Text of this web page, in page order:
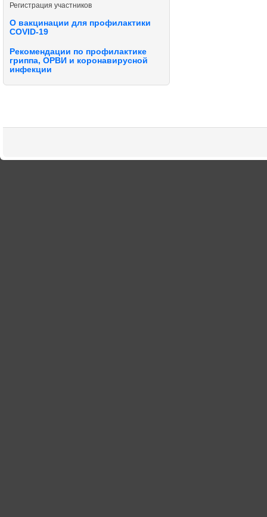
Регистрация участников
О вакцинации для профилактики
COVID-19
Рекомендации по профилактике
гриппа, ОРВИ и коронавирусной
инфекции